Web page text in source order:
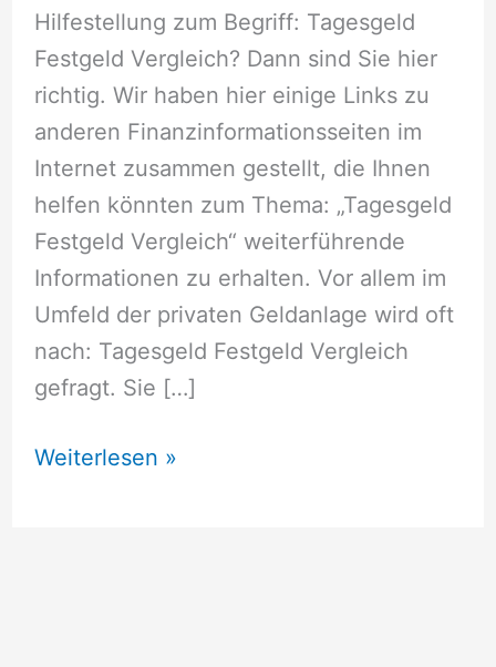
Hilfestellung zum Begriff: Tagesgeld
Festgeld Vergleich? Dann sind Sie hier
richtig. Wir haben hier einige Links zu
anderen Finanzinformationsseiten im
Internet zusammen gestellt, die Ihnen
helfen könnten zum Thema: „Tagesgeld
Festgeld Vergleich“ weiterführende
Informationen zu erhalten. Vor allem im
Umfeld der privaten Geldanlage wird oft
nach: Tagesgeld Festgeld Vergleich
gefragt. Sie […]
Tagesgeld
Weiterlesen »